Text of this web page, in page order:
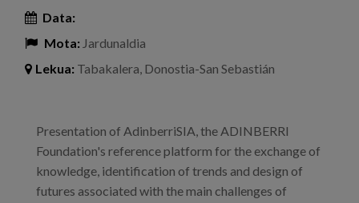
Data:
Mota: Jardunaldia
Lekua: Tabakalera, Donostia-San Sebastián
Presentation of AdinberriSIA, the ADINBERRI
Foundation's reference platform for the exchange of
knowledge, identification of trends and design of
futures associated with the main challenges of